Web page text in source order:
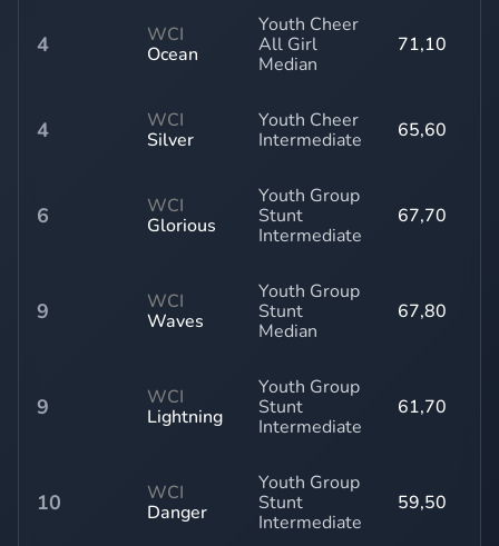
4
WCI
Ocean
Youth Cheer
All Girl
Median
71,10
4
WCI
Silver
Youth Cheer
Intermediate
65,60
6
WCI
Glorious
Youth Group
Stunt
Intermediate
67,70
9
WCI
Waves
Youth Group
Stunt
Median
67,80
9
WCI
Lightning
Youth Group
Stunt
Intermediate
61,70
10
WCI
Danger
Youth Group
Stunt
Intermediate
59,50